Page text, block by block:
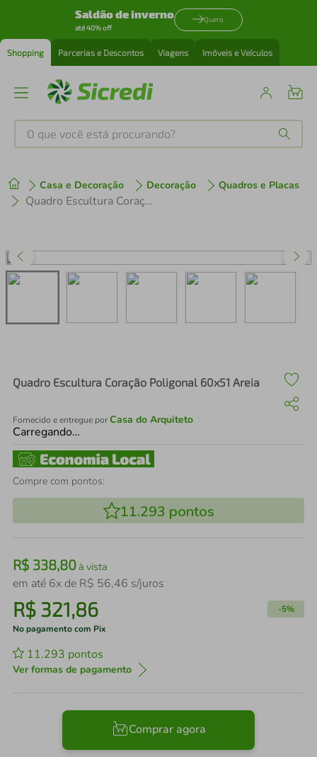
Saldão de inverno
até 40% off
Quero
Shopping Parcerias e Descontos Viagens Imóveis e Veículos
O que você está procurando?
Casa e Decoração Decoração Quadros e Placas
Quadro Escultura Coração Poligonal 60x51 Areia
Quadro Escultura Coração Poligonal 60x51 Areia
Fornecido e entregue porCasa do Arquiteto
Carregando…
Compre com pontos:
11.293 pontos
R$ 338,80à vista
em até 6x de R$ 56,46 s/juros
R$ 321,86 -5%
No pagamento com Pix
11.293 pontos
Ver formas de pagamento
Comprar agora
1º tenis
perfume